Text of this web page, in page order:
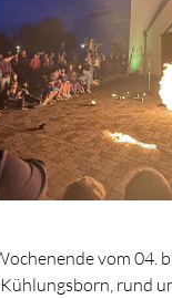
vom 04.
rund